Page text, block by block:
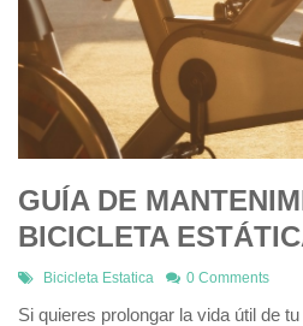
GUÍA DE
BICICLETA
Bicicleta Estatica 0 Comments
Si quieres prolongar la vida útil de